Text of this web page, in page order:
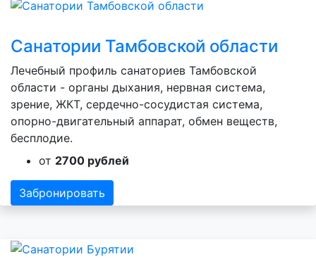
Санатории Тамбовской области
Лечебный профиль санаториев Тамбовской
области - органы дыхания, нервная система,
зрение, ЖКТ, сердечно-сосудистая система,
опорно-двигательный аппарат, обмен веществ,
бесплодие.
от 2700 рублей
Забронировать